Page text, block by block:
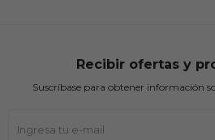
Recibir ofertas y
Suscríbase para obtener información